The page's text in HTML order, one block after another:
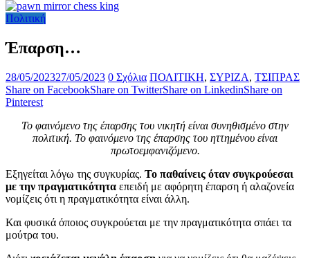
Πολιτική
Έπαρση…
28/05/202327/05/2023 0 Σχόλια ΠΟΛΙΤΙΚΗ, ΣΥΡΙΖΑ, ΤΣΙΠΡΑΣ
Share on FacebookShare on TwitterShare on LinkedinShare on
Pinterest
Το φαινόμενο της έπαρσης του νικητή είναι συνηθισμένο στην
πολιτική. Το φαινόμενο της έπαρσης του ηττημένου είναι
πρωτοεμφανιζόμενο.
Εξηγείται λόγω της συγκυρίας. Το παθαίνεις όταν συγκρούεσαι
με την πραγματικότητα επειδή με αφόρητη έπαρση ή αλαζονεία
νομίζεις ότι η πραγματικότητα είναι άλλη.
Και φυσικά όποιος συγκρούεται με την πραγματικότητα σπάει τα
μούτρα του.